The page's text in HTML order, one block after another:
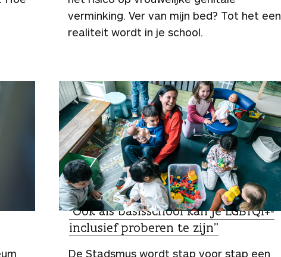
verminking. Ver van mijn bed? Tot het een
realiteit wordt in je school.
ZO DOEN ZIJ HET
“Ook als basisschool kan je LGBTQI+-
inclusief proberen te zijn”
De Stadsmus wordt stap voor stap een